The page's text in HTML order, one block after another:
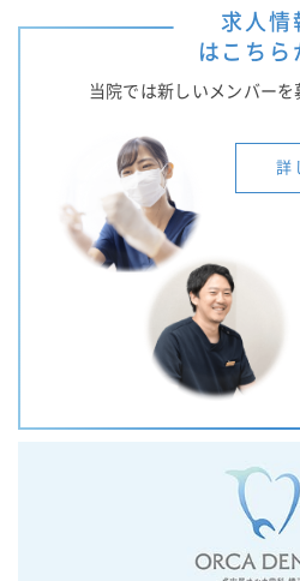
求人情
はこちら
当院では新しいメンバーを
詳